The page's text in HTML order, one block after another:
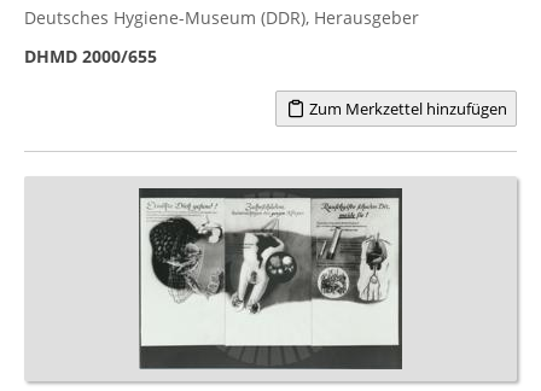
Deutsches Hygiene-Museum (DDR), Herausgeber
DHMD 2000/655
Zum Merkzettel hinzufügen